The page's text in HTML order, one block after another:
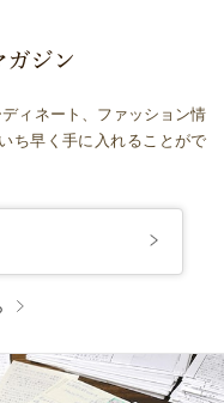
ィネート、ファッション情
ち早く手に入れることがで